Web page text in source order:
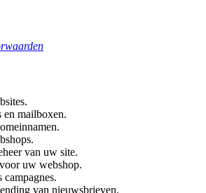
en mailboxen.
van uw site.
uw webshop.
van nieuwsbrieven.